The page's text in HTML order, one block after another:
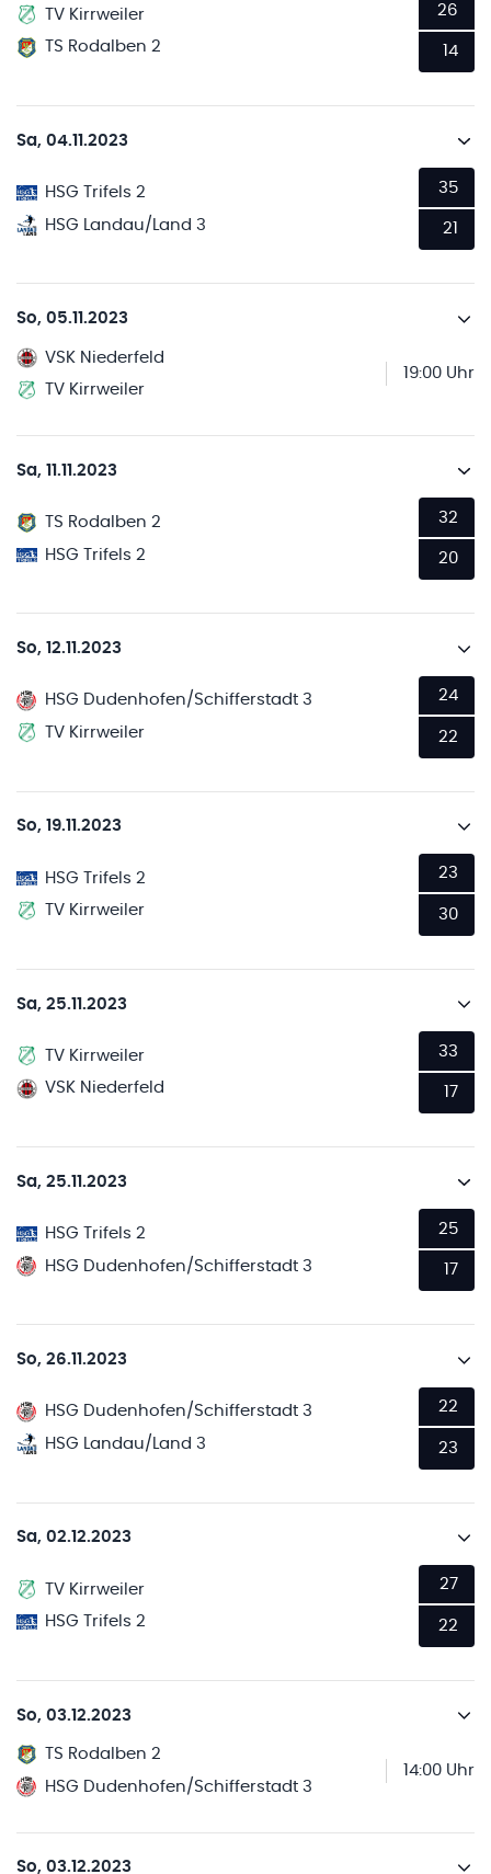
TV Kirrweiler
TS Rodalben 2
26
14
Sa, 04.11.2023
HSG Trifels 2
HSG Landau/Land 3
35
21
So, 05.11.2023
VSK Niederfeld
TV Kirrweiler
19:00 Uhr
Sa, 11.11.2023
TS Rodalben 2
HSG Trifels 2
32
20
So, 12.11.2023
HSG Dudenhofen/Schifferstadt 3
TV Kirrweiler
24
22
So, 19.11.2023
HSG Trifels 2
TV Kirrweiler
23
30
Sa, 25.11.2023
TV Kirrweiler
VSK Niederfeld
33
17
Sa, 25.11.2023
HSG Trifels 2
HSG Dudenhofen/Schifferstadt 3
25
17
So, 26.11.2023
HSG Dudenhofen/Schifferstadt 3
HSG Landau/Land 3
22
23
Sa, 02.12.2023
TV Kirrweiler
HSG Trifels 2
27
22
So, 03.12.2023
TS Rodalben 2
HSG Dudenhofen/Schifferstadt 3
14:00 Uhr
So, 03.12.2023